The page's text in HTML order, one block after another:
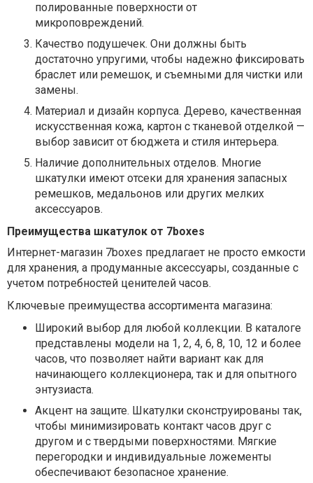
полированные поверхности от
микроповреждений.
Качество подушечек. Они должны быть
достаточно упругими, чтобы надежно фиксировать
браслет или ремешок, и съемными для чистки или
замены.
Материал и дизайн корпуса. Дерево, качественная
искусственная кожа, картон с тканевой отделкой —
выбор зависит от бюджета и стиля интерьера.
Наличие дополнительных отделов. Многие
шкатулки имеют отсеки для хранения запасных
ремешков, медальонов или других мелких
аксессуаров.
Преимущества шкатулок от 7boxes
Интернет-магазин 7boxes предлагает не просто емкости
для хранения, а продуманные аксессуары, созданные с
учетом потребностей ценителей часов.
Ключевые преимущества ассортимента магазина:
Широкий выбор для любой коллекции. В каталоге
представлены модели на 1, 2, 4, 6, 8, 10, 12 и более
часов, что позволяет найти вариант как для
начинающего коллекционера, так и для опытного
энтузиаста.
Акцент на защите. Шкатулки сконструированы так,
чтобы минимизировать контакт часов друг с
другом и с твердыми поверхностями. Мягкие
перегородки и индивидуальные ложементы
обеспечивают безопасное хранение.